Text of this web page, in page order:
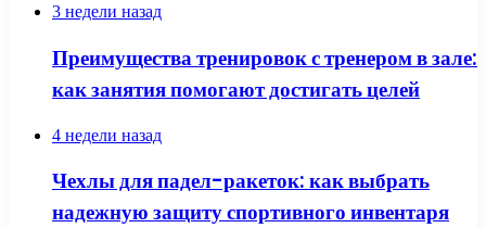
3 недели назад
Преимущества тренировок с тренером в зале:
как занятия помогают достигать целей
4 недели назад
Чехлы для падел-ракеток: как выбрать
надежную защиту спортивного инвентаря